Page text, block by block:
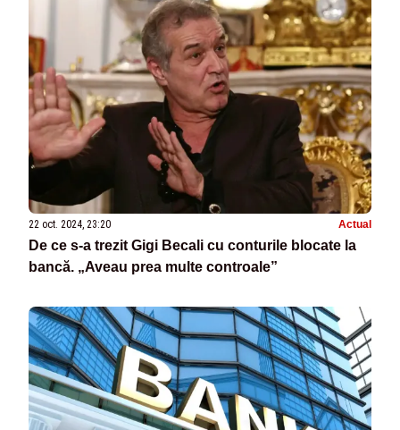
22 oct. 2024, 23:20 Actual
De ce s-a trezit Gigi Becali cu conturile blocate la
bancă. „Aveau prea multe controale”